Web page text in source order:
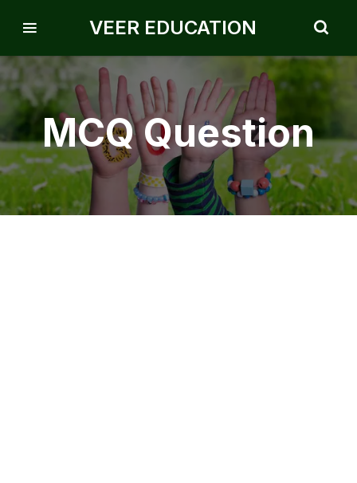
VEER EDUCATION
MCQ Question